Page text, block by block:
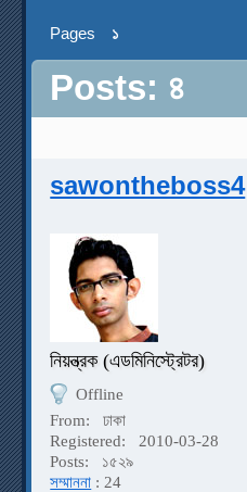
Pages ১
Posts: ৪
sawontheboss4
নিয়ন্ত্রক (এডমিনিস্ট্রেটর)
Offline
From:
ঢাকা
Registered:
2010-03-28
Posts:
১৫২৯
সম্মাননা : 24